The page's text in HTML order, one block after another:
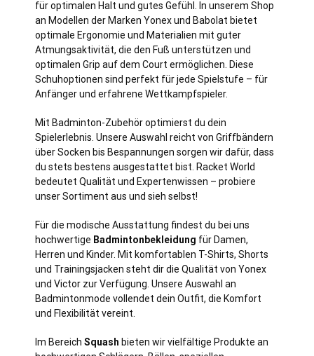
für optimalen Halt und gutes Gefühl. In unserem Shop
an Modellen der Marken Yonex und Babolat bietet
optimale Ergonomie und Materialien mit guter
Atmungsaktivität, die den Fuß unterstützen und
optimalen Grip auf dem Court ermöglichen. Diese
Schuhoptionen sind perfekt für jede Spielstufe – für
Anfänger und erfahrene Wettkampfspieler.
Mit Badminton-Zubehör optimierst du dein
Spielerlebnis. Unsere Auswahl reicht von Griffbändern
über Socken bis Bespannungen sorgen wir dafür, dass
du stets bestens ausgestattet bist. Racket World
bedeutet Qualität und Expertenwissen – probiere
unser Sortiment aus und sieh selbst!
Für die modische Ausstattung findest du bei uns
hochwertige Badmintonbekleidung für Damen,
Herren und Kinder. Mit komfortablen T-Shirts, Shorts
und Trainingsjacken steht dir die Qualität von Yonex
und Victor zur Verfügung. Unsere Auswahl an
Badmintonmode vollendet dein Outfit, die Komfort
und Flexibilität vereint.
Im Bereich Squash bieten wir vielfältige Produkte an